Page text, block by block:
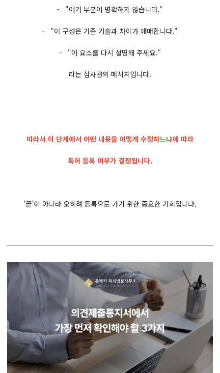
- "여기 부분이 명확하지 않습니다."
- "이 구성은 기존 기술과 차이가 애매합니다."
- "이 요소를 다시 설명해 주세요."
라는 심사관의 메시지입니다.
따라서 이 단계에서 어떤 내용을 어떻게 수정하느냐에 따라
특허 등록 여부가 결정됩니다.
'끝'이 아니라 오히려 등록으로 가기 위한 중요한 기회입니다.